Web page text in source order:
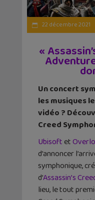
22 décembre 2021
«
Un concert
les musiques
vidéo ?
Creed
Ubisoft et
d’annoncer
symphonique,
d’Assassin’s
lieu, le tout